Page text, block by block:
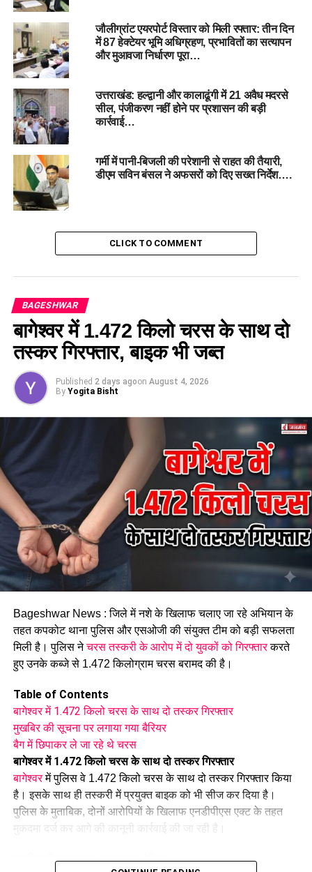
बच्चों को प्रेरित करते हुए जिलाधिकारी ने कहा कि जीवन में कई चुनौतियां
आएंगी, जिनसे पार पाने के लिए एक स्पष्ट लक्ष्य निर्धारित कर निरंतर आगे
बढ़ना होगा। उन्होंने जीवन में तटस्थ भाव, स्ट्रांग विल पावर और दृढ़ता के
महत्व पर विशेष जोर दिया। उन्होंने सकारात्मक सोच रखते हुए अपने लक्ष्य
पर ध्यान केंद्रित कर कार्य करने की सलाह दी और जीवन में आने वाले
उन्होंने विद्यार्थियों को किसी भी विषयवस्तु को केवल रटने के बजाय उसकी
गहराई को समझने पर बल देने के लिए प्रेरित किया।
इस अवसर पर मुख्य विकास अधिकारी आरसी तिवारी ने भी सभी मेधावी
छात्र-छात्राओं को उनकी सफलता पर बधाई दी। उन्होंने कहा कि यह समय
प्रतिस्पर्धा का है और हमें इस प्रतिस्पर्धा के लिए हमेशा तैयार रहना चाहिए।
उन्होंने इस बात पर जोर दिया कि हम जिस भी क्षेत्र में आगे बढ़ें, उस क्षेत्र की
आधारभूत जानकारी और समझ होना अत्यंत आवश्यक है।
सम्मान समारोह में मुख्य शिक्षा अधिकारी जीएस सौन, प्रधानाचार्य दीप चंद्र
जोशी, परियोजना निदेशक शिल्पी पंत, ज्येष्ठ अभियोजन अधिकारी शीमा
भेतवाल सहित सम्मानित छात्र-छात्राएं, उनके अभिभावक और शिक्षकगण
मौजूद रहे।
जौलीग्रांट एयरपोर्ट विस्तार को मिली रफ्तार: तीन दिन
में 87 हेक्टेयर भूमि अधिग्रहण, प्रभावितों का सत्यापन
और मुआवजा निर्धारण पूरा…
उत्तराखंड: हल्द्वानी और कालाढूंगी में 21 अवैध मदरसे
सील, पंजीकरण नहीं होने पर प्रशासन की बड़ी
कार्रवाई…
गर्मी में पानी-बिजली की परेशानी से राहत की तैयारी,
डीएम सविन बंसल ने अफसरों को दिए सख्त निर्देश….
CLICK TO COMMENT
BAGESHWAR
बागेश्वर में 1.472 किलो चरस के साथ दो
तस्कर गिरफ्तार, बाइक भी जब्त
Published 2 days agoon August 4, 2026
By Yogita Bisht
Bageshwar News : जिले में नशे के खिलाफ चलाए जा रहे अभियान के
तहत कपकोट थाना पुलिस और एसओजी की संयुक्त टीम को बड़ी सफलता
मिली है। पुलिस नेचरस तस्करी के आरोप में दो युवकों को गिरफ्तारकरते
हुए उनके कब्जे से 1.472 किलोग्राम चरस बरामद की है।
Table of Contents
बागेश्वर में 1.472 किलो चरस के साथ दो तस्कर गिरफ्तार
मुखबिर की सूचना पर लगाया गया बैरियर
बैग में छिपाकर ले जा रहे थे चरस
बागेश्वर में 1.472 किलो चरस के साथ दो तस्कर गिरफ्तार
बागेश्वरमें पुलिस वे 1.472 किलो चरस के साथ दो तस्कर गिरफ्तार किया
है। इसके साथ ही तस्करी में प्रयुक्त बाइक को भी सीज कर दिया है।
पुलिस के मुताबिक, दोनों आरोपियों के खिलाफ एनडीपीएस एक्ट के तहत
मुकदमा दर्ज कर आगे की कानूनी कार्रवाई की जा रही है।
मुखबिर की सूचना पर लगाया गया बैरियर